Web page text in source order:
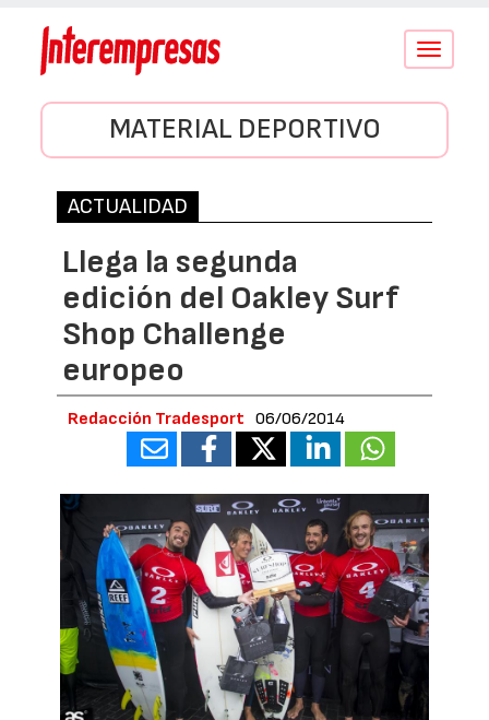
Conmutar
MATERIAL DEPORTIVO
ACTUALIDAD
Llega la segunda
edición del Oakley Surf
Shop Challenge
europeo
Redacción Tradesport 06/06/2014